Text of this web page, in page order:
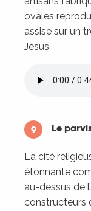
ovales
assise sur un
Jésus.
9 Le
La cité
étonnante
au-dessus de
constructeurs